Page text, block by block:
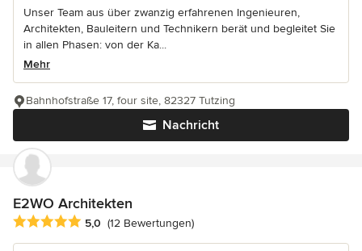
Unser Team aus über zwanzig erfahrenen Ingenieuren,
Architekten, Bauleitern und Technikern berät und begleitet Sie
in allen Phasen: von der Ka...
Mehr
Nachricht
Bahnhofstraße 17, four site, 82327 Tutzing
E2WO Architekten
Durchschnittliche Bewertung: 5 von 5 Sternen
5,0 (12 Bewertungen)